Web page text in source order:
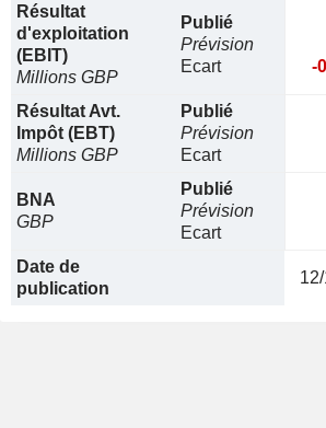
Résultat
d'exploitation
(EBIT)
Millions GBP
Publié
Prévision
Ecart
-
Résultat Avt.
Impôt (EBT)
Millions GBP
Publié
Prévision
Ecart
BNA
GBP
Publié
Prévision
Ecart
Date de
publication